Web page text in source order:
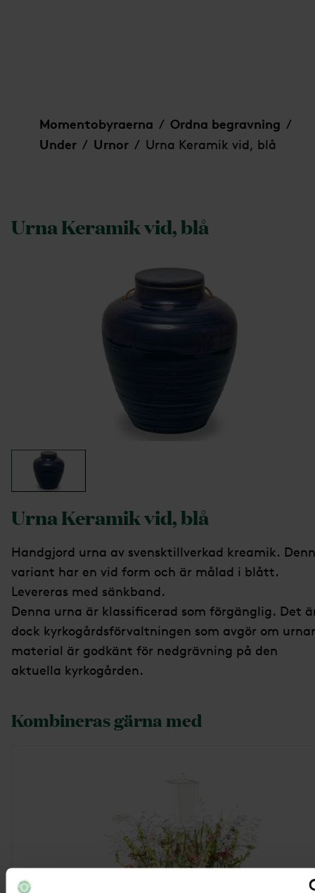
Momentobyraerna / Ordna begravning /
Under / Urnor / Urna Keramik vid, blå
Urna Keramik vid, blå
Urna Keramik vid, blå
Handgjord urna av svensktillverkad kreamik.
variant har en vid form och är målad i blått.
Levereras med sänkband.
Denna urna är klassificerad som förgänglig. Det
dock kyrkogårdsförvaltningen som avgör om
material är godkänt för nedgrävning på den
aktuella kyrkogården.
Kombineras gärna med